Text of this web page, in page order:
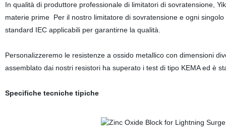
In qualità di produttore professionale di limitatori di sovratensione,
materie prime Per il nostro limitatore di sovratensione e ogni
standard IEC applicabili per garantirne la qualità.
Personalizzeremo le resistenze a ossido metallico con dimensioni
assemblato dai nostri resistori ha superato i test di tipo KEMA ed è
Specifiche tecniche tipiche